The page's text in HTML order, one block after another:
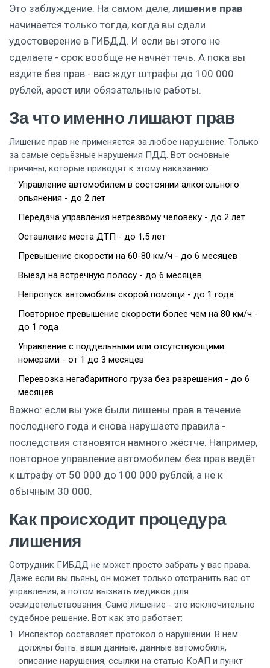
Это заблуждение. На самом деле, лишение прав
начинается только тогда, когда вы сдали
удостоверение в ГИБДД. И если вы этого не
сделаете - срок вообще не начнёт течь. А пока вы
ездите без прав - вас ждут штрафы до 100 000
рублей, арест или обязательные работы.
За что именно лишают прав
Лишение прав не применяется за любое нарушение. Только
за самые серьёзные нарушения ПДД. Вот основные
причины, которые приводят к этому наказанию:
Управление автомобилем в состоянии алкогольного
опьянения - до 2 лет
Передача управления нетрезвому человеку - до 2 лет
Оставление места ДТП - до 1,5 лет
Превышение скорости на 60-80 км/ч - до 6 месяцев
Выезд на встречную полосу - до 6 месяцев
Непропуск автомобиля скорой помощи - до 1 года
Повторное превышение скорости более чем на 80 км/ч -
до 1 года
Управление с поддельными или отсутствующими
номерами - от 1 до 3 месяцев
Перевозка негабаритного груза без разрешения - до 6
месяцев
Важно: если вы уже были лишены прав в течение
последнего года и снова нарушаете правила -
последствия становятся намного жёстче. Например,
повторное управление автомобилем без прав ведёт
к штрафу от 50 000 до 100 000 рублей, а не к
обычным 30 000.
Как происходит процедура
лишения
Сотрудник ГИБДД не может просто забрать у вас права.
Даже если вы пьяны, он может только отстранить вас от
управления, а потом вызвать медиков для
освидетельствования. Само лишение - это исключительно
судебное решение. Вот как это работает:
Инспектор составляет протокол о нарушении. В нём
должны быть: ваши данные, данные автомобиля,
описание нарушения, ссылки на статью КоАП и пункт